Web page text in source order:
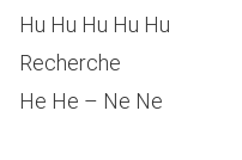
Hu Hu Hu Hu Hu
Recherche
He He – Ne Ne